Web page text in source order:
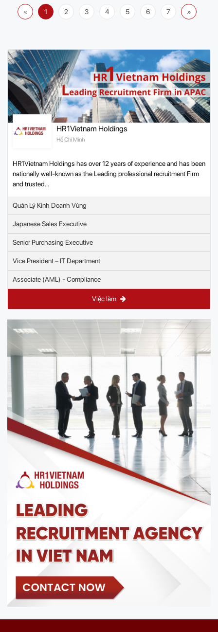
« 1 2 3 4 5 6 7 »
HR1Vietnam Holdings
Hồ Chí Minh
HR1Vietnam Holdings has over 12 years of experience and has been
nationally well-known as the Leading professional recruitment Firm
and trusted...
Quản Lý Kinh Doanh Vùng
Japanese Sales Executive
Senior Purchasing Executive
Vice President – IT Department
Associate (AML) - Compliance
Việc làm